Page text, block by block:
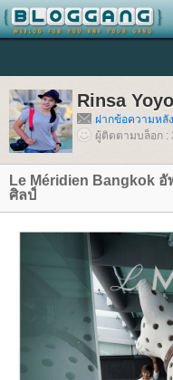
Rinsa
ฝากข้อความหลั
ผู้ติดตามบล็อก :
Le Méridien Bangkok
ศิลป์